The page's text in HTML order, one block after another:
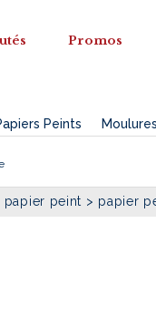
Promos
Peints
papier peint > papier